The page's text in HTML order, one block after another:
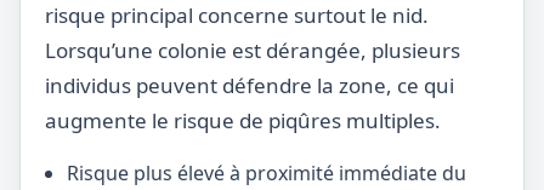
risque principal concerne surtout le nid.
Lorsqu’une colonie est dérangée, plusieurs
individus peuvent défendre la zone, ce qui
augmente le risque de piqûres multiples.
Risque plus élevé à proximité immédiate du